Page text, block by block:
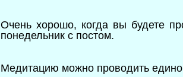
Очень хорошо, когда вы будете
понедельник с постом.
Медитацию можно проводить